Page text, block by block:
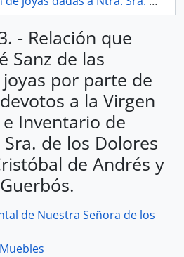
- Relación que
Sanz de las
por parte de
a la Virgen
Inventario de
de los Dolores
de Andrés y
de Nuestra Señora de los